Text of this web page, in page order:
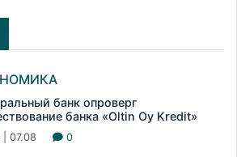
банк опроверг
банка «Oltin Oy Kredit»
| 07.08 0